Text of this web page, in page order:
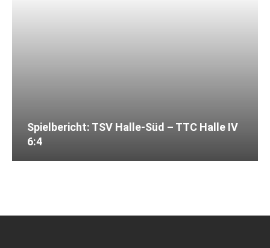
Spielbericht: TSV Halle-Süd – TTC Halle IV
6:4